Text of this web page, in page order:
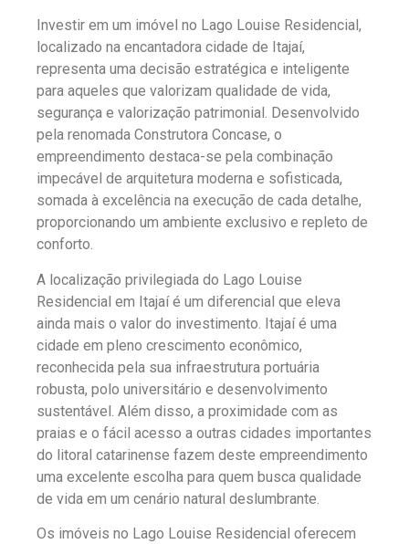
Investir em um imóvel no Lago Louise Residencial,
localizado na encantadora cidade de Itajaí,
representa uma decisão estratégica e inteligente
para aqueles que valorizam qualidade de vida,
segurança e valorização patrimonial. Desenvolvido
pela renomada Construtora Concase, o
empreendimento destaca-se pela combinação
impecável de arquitetura moderna e sofisticada,
somada à excelência na execução de cada detalhe,
proporcionando um ambiente exclusivo e repleto de
conforto.
A localização privilegiada do Lago Louise
Residencial em Itajaí é um diferencial que eleva
ainda mais o valor do investimento. Itajaí é uma
cidade em pleno crescimento econômico,
reconhecida pela sua infraestrutura portuária
robusta, polo universitário e desenvolvimento
sustentável. Além disso, a proximidade com as
praias e o fácil acesso a outras cidades importantes
do litoral catarinense fazem deste empreendimento
uma excelente escolha para quem busca qualidade
de vida em um cenário natural deslumbrante.
Os imóveis no Lago Louise Residencial oferecem